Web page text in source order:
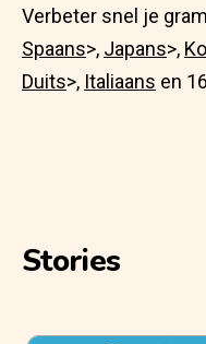
Verbeter snel je
Spaans>, Japans>,
Duits>, Italiaans en
Stories